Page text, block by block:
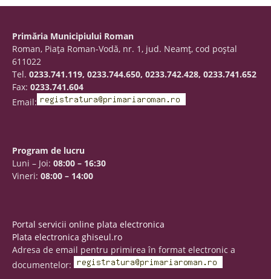
Primăria Municipiului Roman
Roman, Piaţa Roman-Vodă, nr. 1, jud. Neamţ, cod poştal
611022
Tel. 0233.741.119, 0233.744.650, 0233.742.428, 0233.741.652
Fax: 0233.741.604
Email:
Program de lucru
Luni – Joi: 08:00 – 16:30
Vineri: 08:00 – 14:00
Portal servicii online plata electronica
Plata electronica ghiseul.ro
Adresa de email pentru primirea în format electronic a
documentelor: